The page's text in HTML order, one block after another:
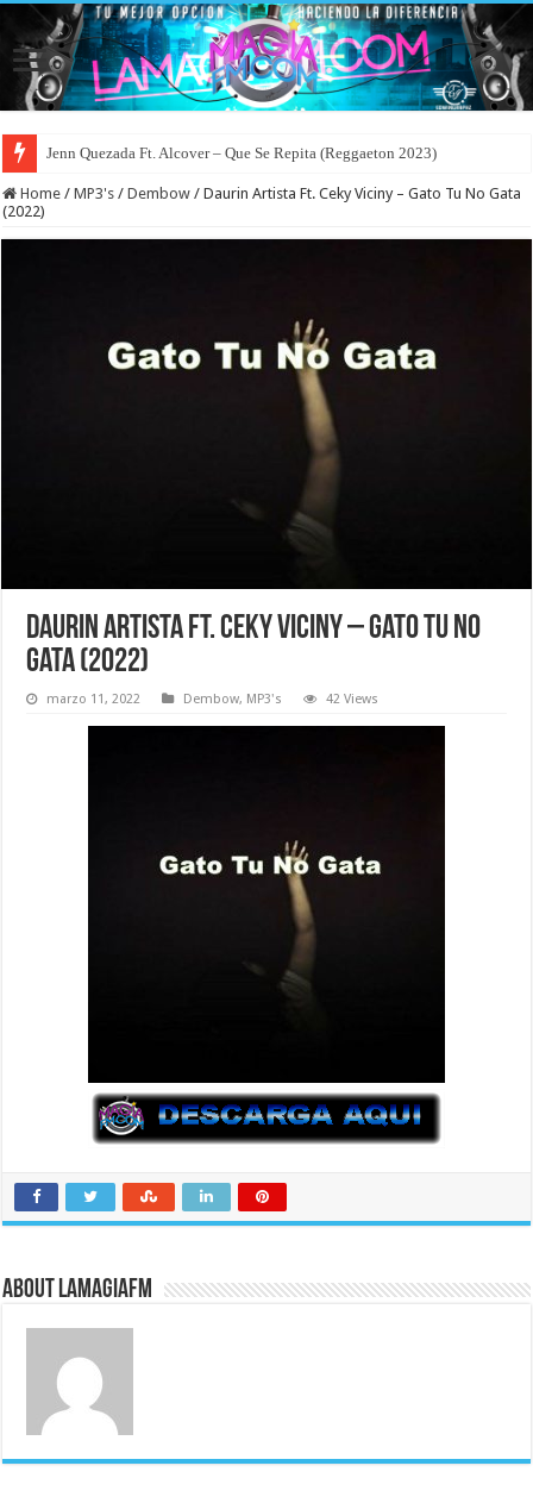
Jenn Quezada Ft. Alcover – Que Se Repita (Reggaeton 2023)
Home / MP3's / Dembow / Daurin Artista Ft. Ceky Viciny – Gato Tu No Gata
(2022)
Daurin Artista Ft. Ceky Viciny – Gato Tu No
Gata (2022)
marzo 11, 2022 Dembow, MP3's 42 Views
About LaMagiaFM